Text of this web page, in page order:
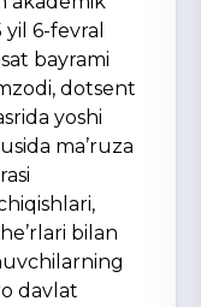
6-fevral
bayrami
dotsent
yoshi
ma’ruza
bilan
davlat